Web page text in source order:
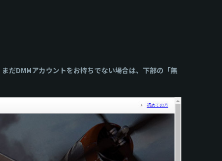
だDMMアカウントをお持ちでない場合は、下部の「無